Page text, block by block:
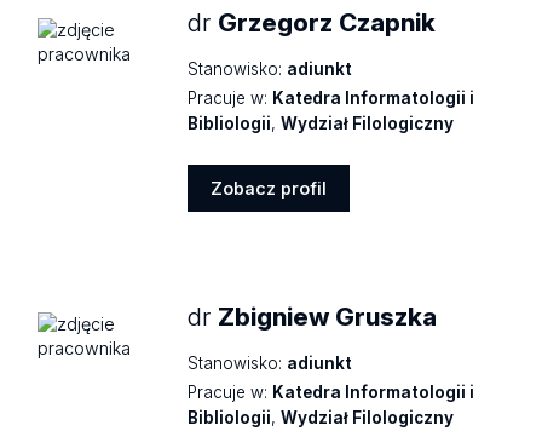
dr Grzegorz Czapnik
Stanowisko: adiunkt
Pracuje w: Katedra Informatologii i
Bibliologii,Wydział Filologiczny
Zobacz profil
dr Zbigniew Gruszka
Stanowisko: adiunkt
Pracuje w: Katedra Informatologii i
Bibliologii,Wydział Filologiczny